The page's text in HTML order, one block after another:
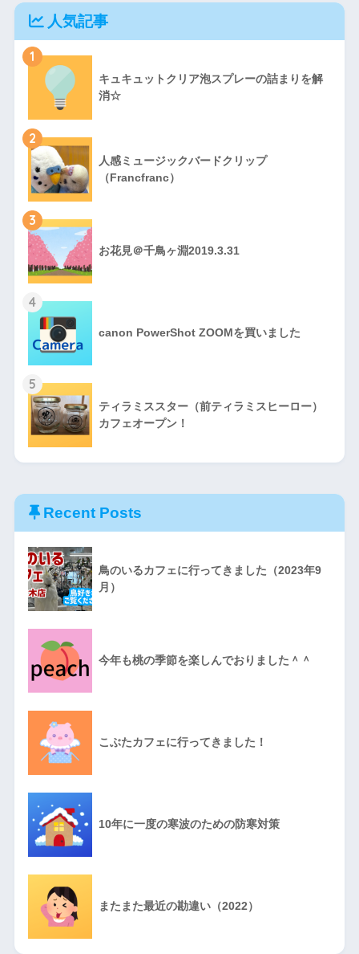
人気記事
1
キュキュットクリア泡スプレーの詰まりを解
消☆
2
人感ミュージックバードクリップ
（Francfranc）
3
お花見＠千鳥ヶ淵2019.3.31
4
canon PowerShot ZOOMを買いました
5
ティラミススター（前ティラミスヒーロー）
カフェオープン！
Recent Posts
鳥のいるカフェに行ってきました（2023年9
月）
今年も桃の季節を楽しんでおりました＾＾
こぶたカフェに行ってきました！
10年に一度の寒波のための防寒対策
またまた最近の勘違い（2022）